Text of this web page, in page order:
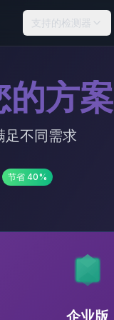
支持的检测器
的方案
足不同需求
billing
节省 40%
企业版